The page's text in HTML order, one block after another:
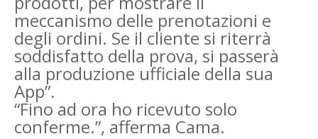
meccanismo delle prenotazioni e
degli ordini. Se il cliente si riterrà
soddisfatto della prova, si passerà
alla produzione ufficiale della sua
App”.
“Fino ad ora ho ricevuto solo
conferme.”, afferma Cama.